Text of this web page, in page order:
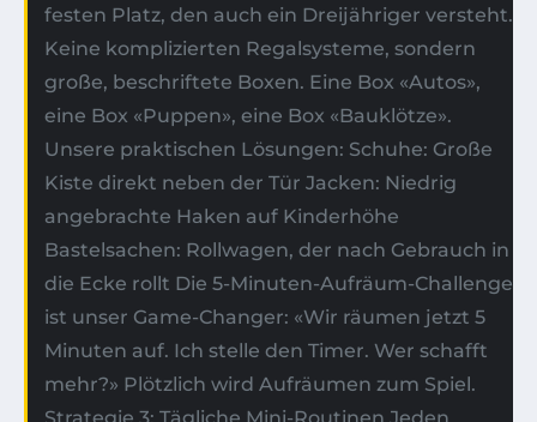
festen Platz, den auch ein Dreijähriger versteht.
Keine komplizierten Regalsysteme, sondern
große, beschriftete Boxen. Eine Box «Autos»,
eine Box «Puppen», eine Box «Bauklötze».
Unsere praktischen Lösungen: Schuhe: Große
Kiste direkt neben der Tür Jacken: Niedrig
angebrachte Haken auf Kinderhöhe
Bastelsachen: Rollwagen, der nach Gebrauch in
die Ecke rollt Die 5-Minuten-Aufräum-Challenge
ist unser Game-Changer: «Wir räumen jetzt 5
Minuten auf. Ich stelle den Timer. Wer schafft
mehr?» Plötzlich wird Aufräumen zum Spiel.